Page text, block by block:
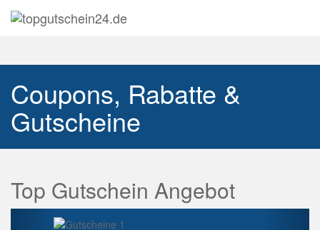
Coupons, Rabatte &
Gutscheine
Top Gutschein Angebot
Vorherige